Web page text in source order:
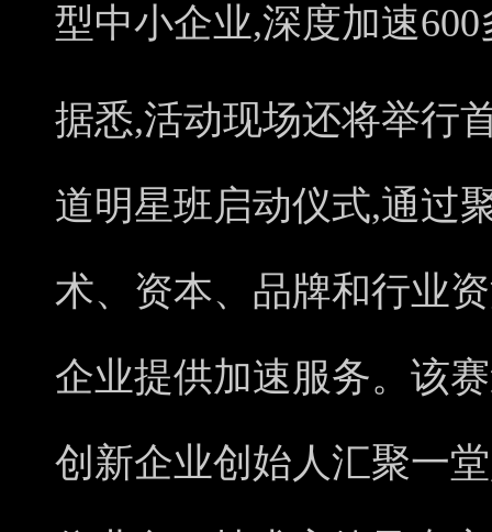
型中小企业,深度加速
据悉,活动现场还将举行
道明星班启动仪式,通过
术、资本、品牌和行业
企业提供加速服务。该
创新企业创始人汇聚一